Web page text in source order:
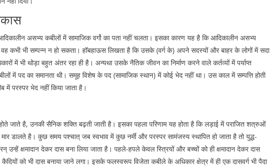
असभ्य कबीलों में सामाजिक वर्गो का पता नहीं चलता। इसका कारण यह है कि आदिकालीन असभ्य
वह कभी भी सम्पन्न न हो सकता। हॉबहाऊस लिखता है कि उसके (वर्ग के) अपने सदस्यों और बाहर के लोगों में सदा
में भी थोड़ा बहुत अंतर रहा ही है। अन्यथा उसके नैतिक जीवन का निर्माण करने वाले कर्तव्यों में पर्याप्त
में पद का समानता थी। समूह विशेष के पद (सामाजिक स्थान) में कोई भेद नहीं था। उस काल में सम्पत्ति होती
में परस्पर भेद नहीं किया जाता है।
जाते है, उनकी सैनिक शक्ति बढ़ती जाती है। इसका पहला परिणाम यह होता है कि लड़ाई में पराजित शत्रुओं
डालते है। कुछ समय पश्चात् जब स्वभाव में कुछ नर्मी और परस्पर सामंजस्य स्थापित हो जाता है तो युद्ध-
उन्हें क्षमादान देकर दास बना लिया जाता है। पहले-हपले केवल स्त्रियों और बच्चों को ही क्षमादान देकर दास
कैदियों को भी दास बनाया जाने लगा। इसके फलस्वरूप विजेता कबीले के अधिकार क्षेत्र में ही एक दासवर्ग भी पैदा